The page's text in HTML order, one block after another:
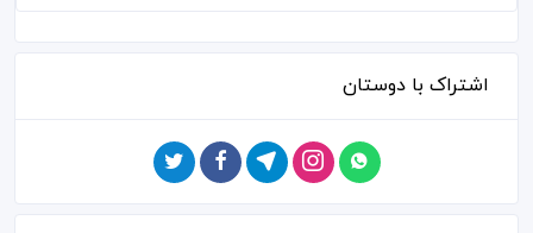
اشتراک با دوستان